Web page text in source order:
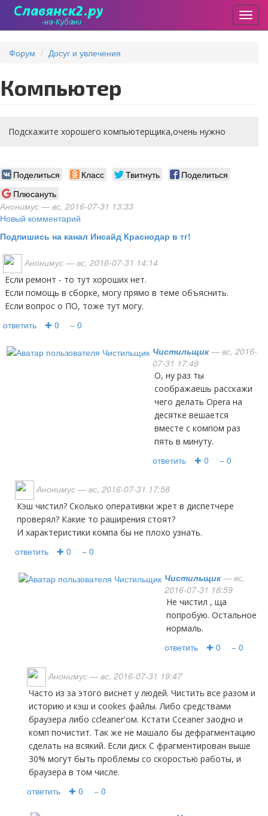
основному
Форум Досуг и увлечения
Компьютер
Подскажите хорошего компьютерщика,очень нужно
Поделиться Класс Твитнуть
Поделиться
Плюсануть
Анонимус — вс, 2016-07-31 13:33
Новый комментарий
Подпишись на канал Инсайд Краснодар в тг!
Анонимус — вс, 2016-07-31 14:14
Если ремонт - то тут хороших нет.
Если помощь в сборке, могу прямо в теме объяснить.
Если вопрос о ПО, тоже тут могу.
ответить ✚ 0 − 0
Чистильщик— вс, 2016-
07-31 17:49
О, ну раз ты
соображаешь расскажи
чего делать Opera на
десятке вешается
вместе с компом раз
пять в минуту.
ответить ✚ 0 − 0
Анонимус — вс, 2016-07-31 17:58
Кэш чистил? Сколько оперативки жрет в диспетчере
проверял? Какие то раширения стоят?
И характеристики компа бы не плохо узнать.
ответить ✚ 0 − 0
Чистильщик— вс,
2016-07-31 18:59
не чистил , ща
попробую. Остальное
нормаль.
ответить ✚ 0 − 0
Анонимус — вс, 2016-07-31 19:47
Часто из за этого виснет у людей. Чистить все разом и
историю и кэш и cookes файлы. Либо средствами
браузера либо ссleaner'ом. Кстати Cceaner заодно и
комп почистит. Так же не машало бы дефрагментацию
сделать на всякий. Если диск С фрагментирован выше
30% могут быть проблемы со скоростью работы, и
браузера в том числе.
ответить ✚ 0 − 0